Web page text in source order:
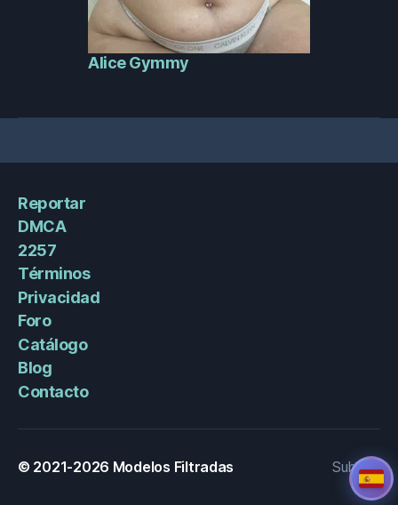
Alice Gymmy
Reportar
DMCA
2257
Términos
Privacidad
Foro
Catálogo
Blog
Contacto
© 2021-2026 Modelos Filtradas Subir↑